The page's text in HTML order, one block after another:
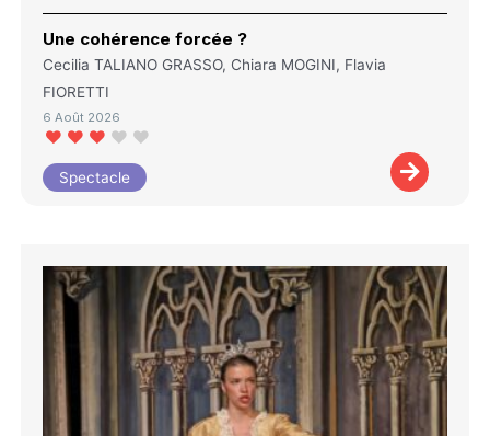
Une cohérence forcée ?
Cecilia TALIANO GRASSO, Chiara MOGINI, Flavia
FIORETTI
6 Août 2026
Spectacle